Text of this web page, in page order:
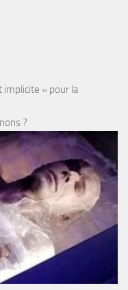
implicite » pour la
?